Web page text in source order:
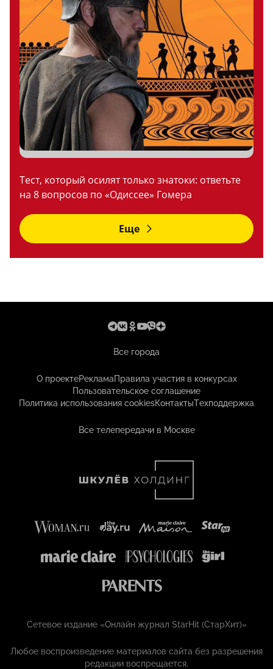
Тест, который осилят только знатоки: ответьте
на 8 вопросов по «Одиссее» Гомера
Еще
Все города
О проектеРекламаПравила участия в конкурсах
Пользовательское соглашение
Политика использования cookiesКонтактыТехподдержка
Все телепередачи в Москве
Сетевое издание «Онлайн журнал StarHit (СтарХит)»
Любое воспроизведение материалов сайта без разрешения
редакции воспрещается.